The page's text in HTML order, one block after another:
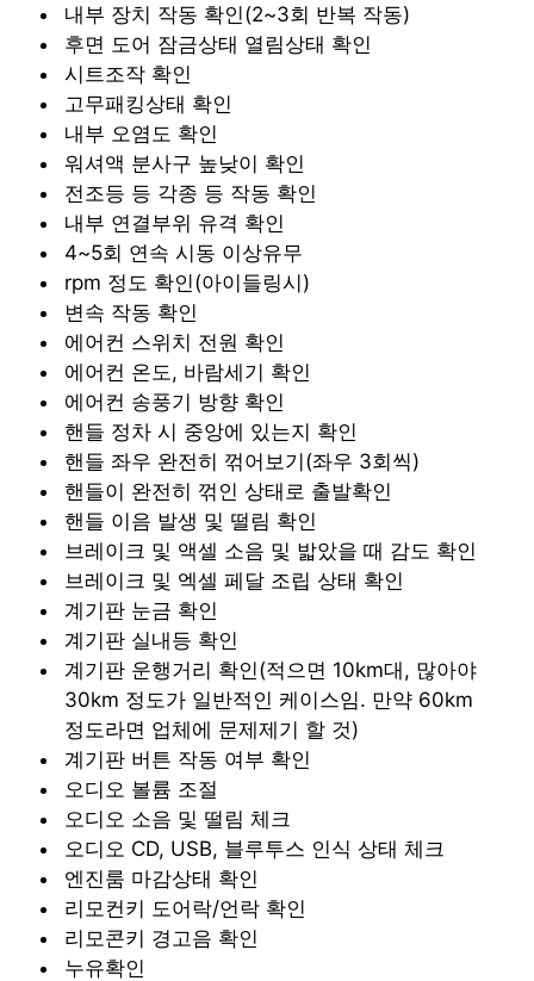
내부 장치 작동 확인(2~3회 반복 작동)
후면 도어 잠금상태 열림상태 확인
시트조작 확인
고무패킹상태 확인
내부 오염도 확인
워셔액 분사구 높낮이 확인
전조등 등 각종 등 작동 확인
내부 연결부위 유격 확인
4~5회 연속 시동 이상유무
rpm 정도 확인(아이들링시)
변속 작동 확인
에어컨 스위치 전원 확인
에어컨 온도, 바람세기 확인
에어컨 송풍기 방향 확인
핸들 정차 시 중앙에 있는지 확인
핸들 좌우 완전히 꺾어보기(좌우 3회씩)
핸들이 완전히 꺾인 상태로 출발확인
핸들 이음 발생 및 떨림 확인
브레이크 및 액셀 소음 및 밟았을 때 감도 확인
브레이크 및 엑셀 페달 조립 상태 확인
계기판 눈금 확인
계기판 실내등 확인
계기판 운행거리 확인(적으면 10km대, 많아야
30km 정도가 일반적인 케이스임. 만약 60km
정도라면 업체에 문제제기 할 것)
계기판 버튼 작동 여부 확인
오디오 볼륨 조절
오디오 소음 및 떨림 체크
오디오 CD, USB, 블루투스 인식 상태 체크
엔진룸 마감상태 확인
리모컨키 도어락/언락 확인
리모콘키 경고음 확인
누유확인